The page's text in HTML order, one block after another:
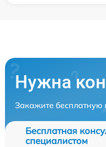
Нужна
Закажите бесплатную
Бесплатная
специалистом